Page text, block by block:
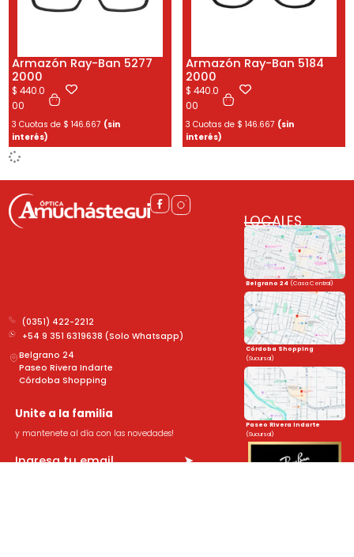
Armazón Ray-Ban 5277
2000
$ 440.0
00
3 Cuotas de $ 146.667 (sin
interés)
Armazón Ray-Ban 5184
2000
$ 440.0
00
3 Cuotas de $ 146.667 (sin
interés)
(0351) 422-2212
+54 9 351 6319638 (Solo Whatsapp)
Belgrano 24
Paseo Rivera Indarte
Córdoba Shopping
Unite a la familia
y mantenete al día con las novedades!
➤
LOCALES
Belgrano 24 (Casa Central)
Córdoba Shopping
(Sucursal)
Paseo Rivera Indarte
(Sucursal)